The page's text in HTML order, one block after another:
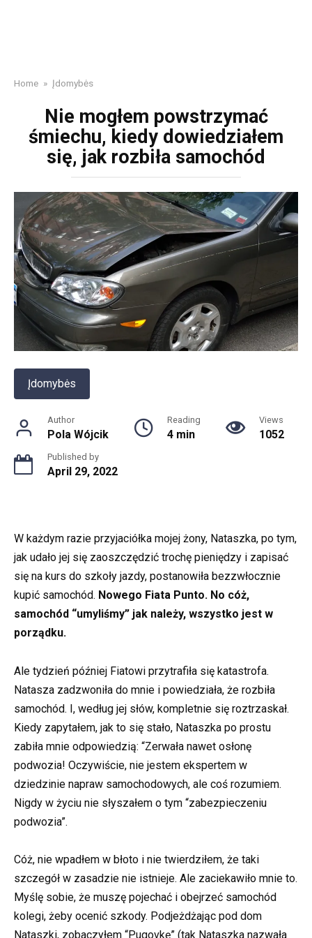
Home » Įdomybės
Nie mogłem powstrzymać
śmiechu, kiedy dowiedziałem
się, jak rozbiła samochód
Įdomybės
Author
Pola Wójcik
Reading
4 min
Views
1052
Published by
April 29, 2022
W każdym razie przyjaciółka mojej żony, Nataszka, po tym,
jak udało jej się zaoszczędzić trochę pieniędzy i zapisać
się na kurs do szkoły jazdy, postanowiła bezzwłocznie
kupić samochód. Nowego Fiata Punto. No cóż,
samochód “umyliśmy” jak należy, wszystko jest w
porządku.
Ale tydzień później Fiatowi przytrafiła się katastrofa.
Natasza zadzwoniła do mnie i powiedziała, że rozbiła
samochód. I, według jej słów, kompletnie się roztrzaskał.
Kiedy zapytałem, jak to się stało, Nataszka po prostu
zabiła mnie odpowiedzią: “Zerwała nawet osłonę
podwozia! Oczywiście, nie jestem ekspertem w
dziedzinie napraw samochodowych, ale coś rozumiem.
Nigdy w życiu nie słyszałem o tym “zabezpieczeniu
podwozia”.
Cóż, nie wpadłem w błoto i nie twierdziłem, że taki
szczegół w zasadzie nie istnieje. Ale zaciekawiło mnie to.
Myślę sobie, że muszę pojechać i obejrzeć samochód
kolegi, żeby ocenić szkody. Podjeżdżając pod dom
Nataszki, zobaczyłem “Pugovkę” (tak Nataszka nazwała